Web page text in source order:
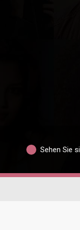
Sehen Sie